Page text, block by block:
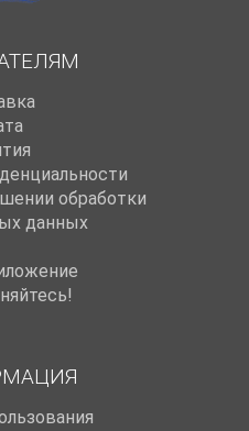
обработки
данных